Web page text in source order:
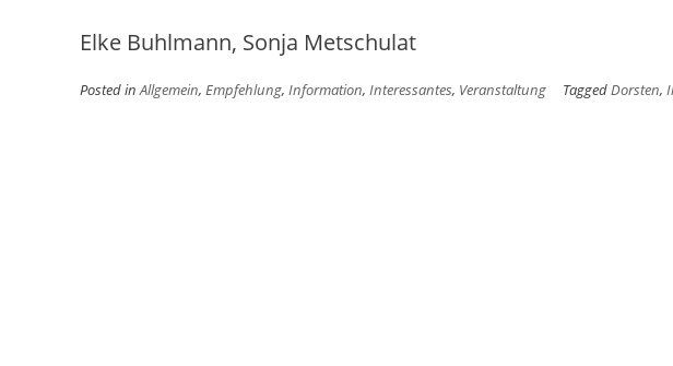
Elke Buhlmann, Sonja Metschulat
Posted inAllgemein, Empfehlung, Information, Interessantes, Veranstaltung TaggedDorsten,